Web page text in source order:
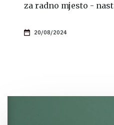
za radno mjesto -
20/08/2024